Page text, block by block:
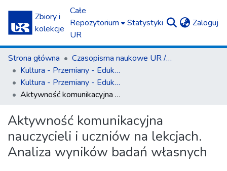
Zbiory i
kolekcje
Całe
Repozytorium
UR
Statystyki Zaloguj
Strona główna
Czasopisma naukowe UR / Scientific Journals
Kultura - Przemiany - Edukacja
Kultura - Przemiany - Edukacja T. 12-13 (2023)
Aktywność komunikacyjna nauczycieli i uczniów na lekcjach. Analiza wyników badań własnych
Aktywność komunikacyjna
nauczycieli i uczniów na lekcjach.
Analiza wyników badań własnych